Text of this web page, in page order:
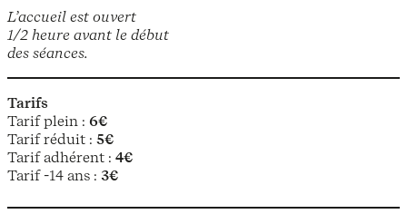
L’accueil est ouvert
1/2 heure avant le début
des séances.
Tarifs
Tarif plein : 6€
Tarif réduit : 5€
Tarif adhérent : 4€
Tarif -14 ans : 3€